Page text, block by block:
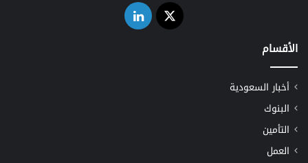
‫X لينكدإن
الأقسام
أخبار السعودية
البنوك
التأمين
العمل